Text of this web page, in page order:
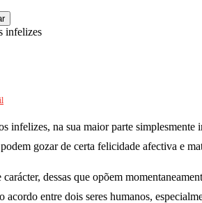
infelizes
infelizes, na sua maior parte
gozar de certa felicidade afectiva e
dessas que opõem
entre dois seres humanos,